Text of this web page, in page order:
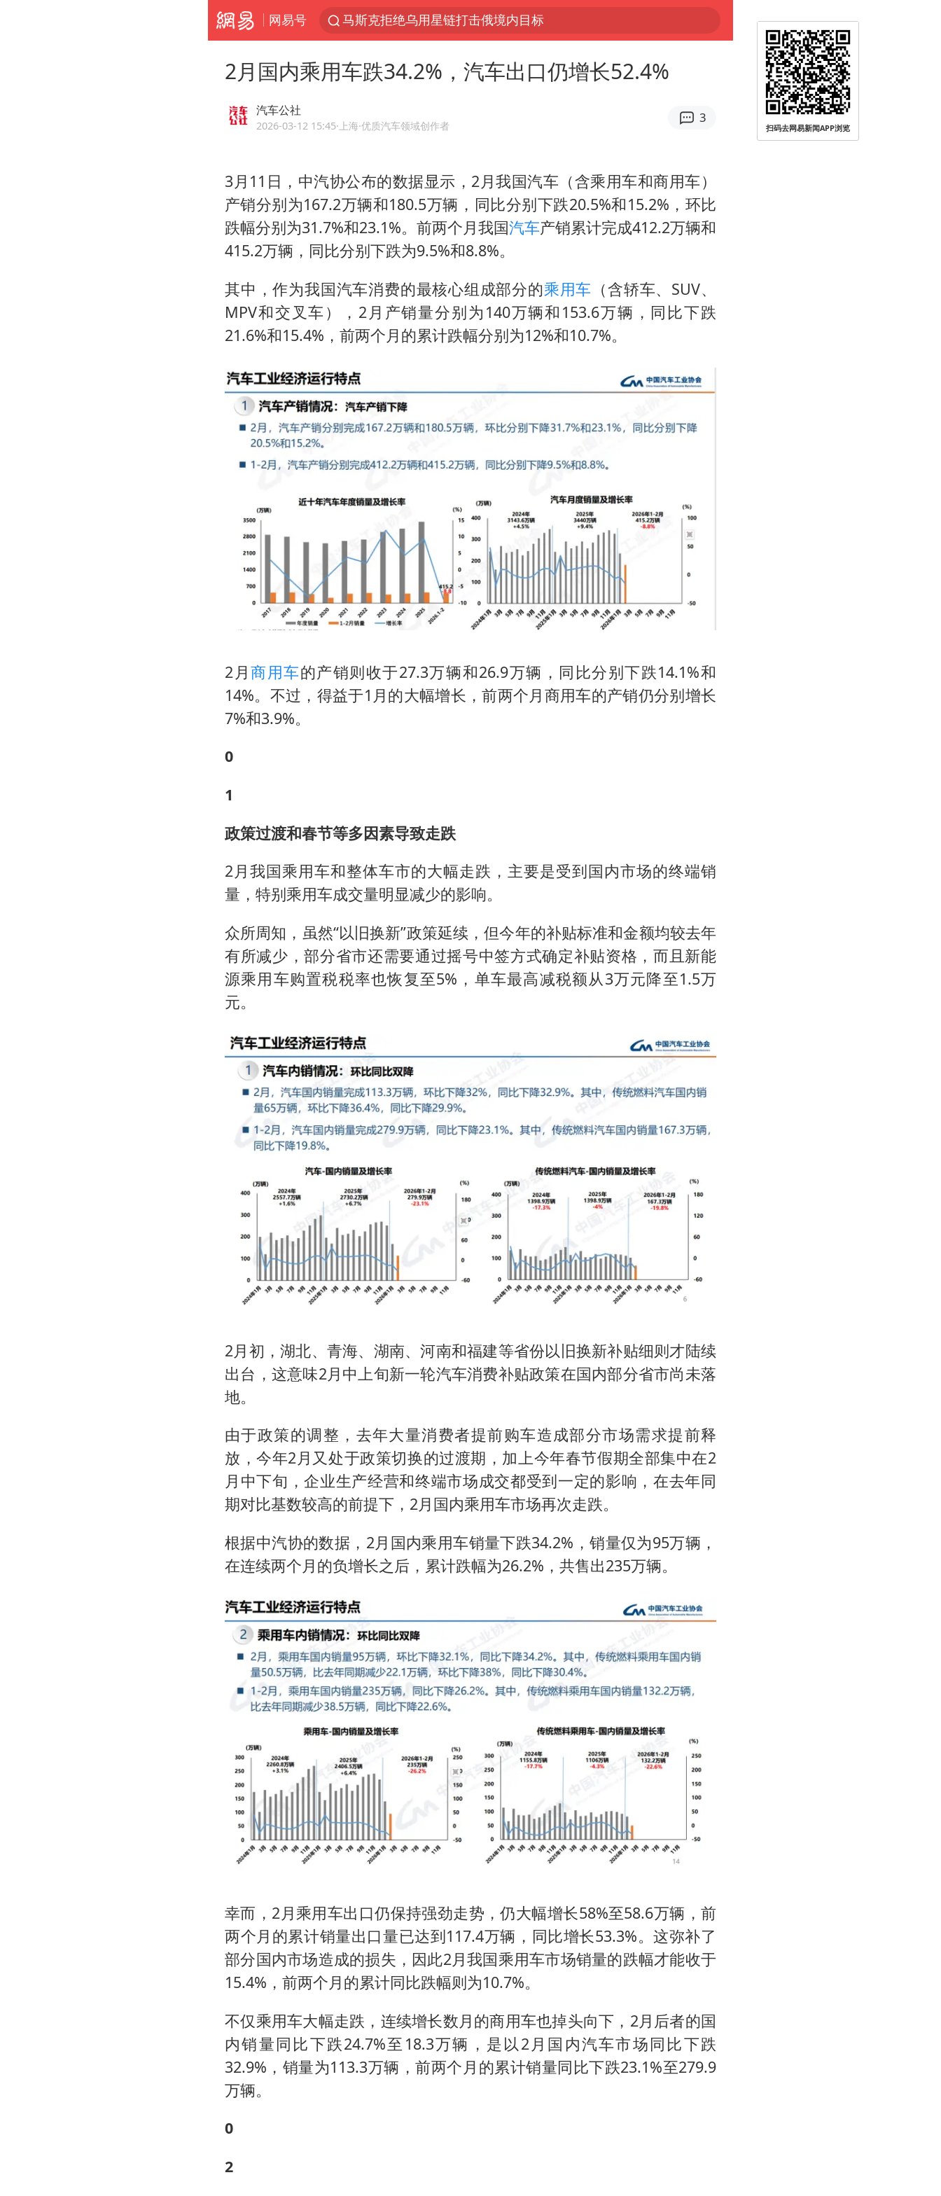
网易号
解锁各地夏日限定体验
富婆带资进组给自己硬加60多场吻戏
名创优品一次性内裤 颜面尽失
金饰克价一夜涨回1300元
视频丨中国东方电气集团原党组副书记、董事宋致远被查
白海豚将正面袭击贯穿浙江
梁家辉：到内地拍戏不是北上是回归
酒店回应车内过夜被收150元
牛津大学一纸声明甩不了锅
西湖突现狂风暴雨 游客瞬间被浇透
网传《披荆斩棘2026》名单
女主硬加吻戏短剧已下架
包文婧：二胎很难一碗水端平
2月国内乘用车跌34.2%，汽车出口仍增长52.4%
汽车公社
2026-03-12 15:45·上海·优质汽车领域创作者
3
3月11日，中汽协公布的数据显示，2月我国汽车（含乘用车和商用车）
产销分别为167.2万辆和180.5万辆，同比分别下跌20.5%和15.2%，环比
跌幅分别为31.7%和23.1%。前两个月我国汽车产销累计完成412.2万辆和
415.2万辆，同比分别下跌为9.5%和8.8%。
其中，作为我国汽车消费的最核心组成部分的乘用车 （含轿车、SUV、
MPV和交叉车），2月产销量分别为140万辆和153.6万辆，同比下跌
21.6%和15.4%，前两个月的累计跌幅分别为12%和10.7%。
2月商用车的产销则收于27.3万辆和26.9万辆，同比分别下跌14.1%和
14%。不过，得益于1月的大幅增长，前两个月商用车的产销仍分别增长
7%和3.9%。
0
1
政策过渡和春节等多因素导致走跌
2月我国乘用车和整体车市的大幅走跌，主要是受到国内市场的终端销
量，特别乘用车成交量明显减少的影响。
众所周知，虽然“以旧换新”政策延续，但今年的补贴标准和金额均较去年
有所减少，部分省市还需要通过摇号中签方式确定补贴资格，而且新能
源乘用车购置税税率也恢复至5%，单车最高减税额从3万元降至1.5万
元。
2月初，湖北、青海、湖南、河南和福建等省份以旧换新补贴细则才陆续
出台，这意味2月中上旬新一轮汽车消费补贴政策在国内部分省市尚未落
地。
由于政策的调整，去年大量消费者提前购车造成部分市场需求提前释
放，今年2月又处于政策切换的过渡期，加上今年春节假期全部集中在2
月中下旬，企业生产经营和终端市场成交都受到一定的影响，在去年同
期对比基数较高的前提下，2月国内乘用车市场再次走跌。
根据中汽协的数据，2月国内乘用车销量下跌34.2%，销量仅为95万辆，
在连续两个月的负增长之后，累计跌幅为26.2%，共售出235万辆。
幸而，2月乘用车出口仍保持强劲走势，仍大幅增长58%至58.6万辆，前
两个月的累计销量出口量已达到117.4万辆，同比增长53.3%。这弥补了
部分国内市场造成的损失，因此2月我国乘用车市场销量的跌幅才能收于
15.4%，前两个月的累计同比跌幅则为10.7%。
不仅乘用车大幅走跌，连续增长数月的商用车也掉头向下，2月后者的国
内销量同比下跌24.7%至18.3万辆，是以2月国内汽车市场同比下跌
32.9%，销量为113.3万辆，前两个月的累计销量同比下跌23.1%至279.9
万辆。
0
2
扫码去网易新闻APP浏览